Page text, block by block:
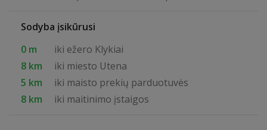
Sodyba įsikūrusi
0 m
iki ežero Klykiai
8 km
iki miesto Utena
5 km
iki maisto prekių parduotuvės
8 km
iki maitinimo įstaigos